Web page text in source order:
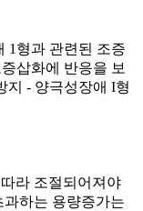
1형과 관련된 조증
삽화에 반응을 보
지 - 양극성장애 I형
라 조절되어져야
과하는 용량증가는